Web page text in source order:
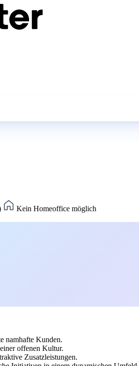
Kein Homeoffice möglich
namhafte Kunden.
offenen Kultur.
Zusatzleistungen.